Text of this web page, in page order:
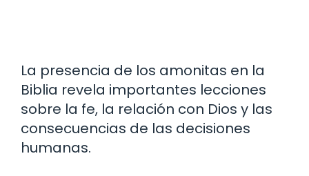
La presencia de los amonitas en la
Biblia revela importantes lecciones
sobre la fe, la relación con Dios y las
consecuencias de las decisiones
humanas.